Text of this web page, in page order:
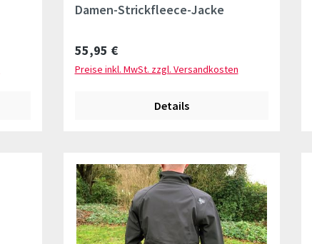
Damen-Strickfleece-Jacke
Regulärer Preis:
55,95 €
Preise inkl. MwSt. zzgl. Versandkosten
Details